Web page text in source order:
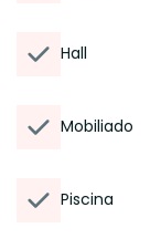
Hall
Mobiliado
Piscina